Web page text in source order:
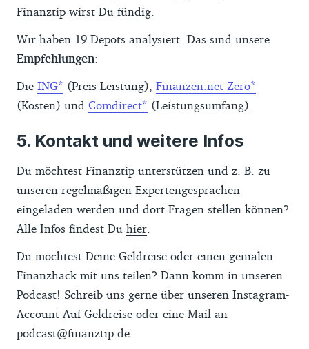
Finanztip wirst Du fündig.
Wir haben 19 Depots analysiert. Das sind unsere
Empfehlungen:
Die ING (Preis-Leistung), Finanzen.net Zero
(Kosten) und Comdirect (Leistungsumfang).
Kontakt und weitere Infos
Du möchtest Finanztip unterstützen und z. B. zu
unseren regelmäßigen Expertengesprächen
eingeladen werden und dort Fragen stellen können?
Alle Infos findest Du hier
Du möchtest Deine Geldreise oder einen genialen
Finanzhack mit uns teilen? Dann komm in unseren
Podcast! Schreib uns gerne über unseren Instagram-
Account Auf Geldreise oder eine Mail an
podcast@finanztip.de.